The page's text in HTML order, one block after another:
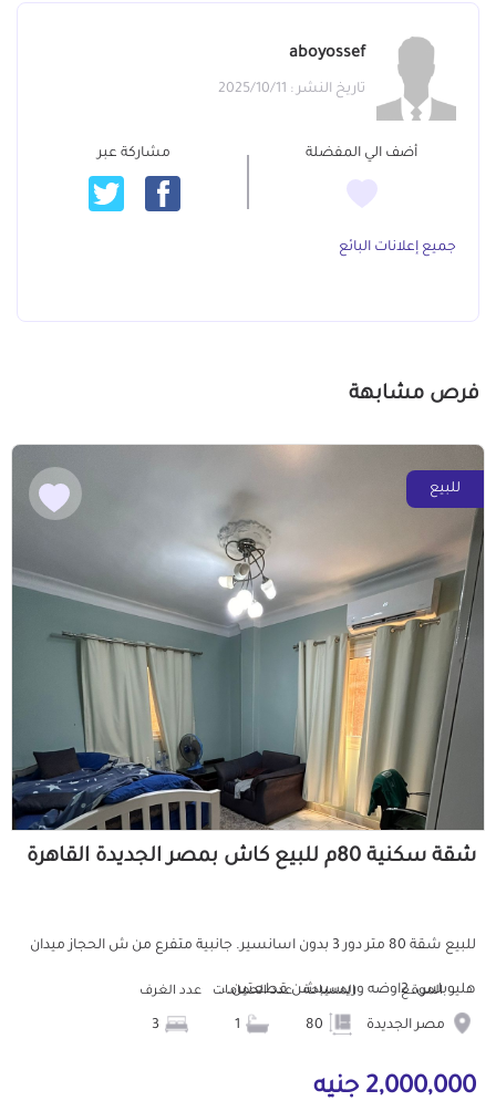
aboyossef
تاريخ النشر : 2025/10/11
أضف الي المفضلة مشاركة عبر
جميع إعلانات البائع
فرص مشابهة
للبيع
شقة سكنية 80م للبيع كاش بمصر الجديدة القاهرة
للبيع شقة 80 متر دور 3 بدون اسانسير. جانبية متفرع من ش الحجاز ميدان
هليوبلس. 2اوضه وريسيبشن قطعتين...
الموقع
مصر الجديدة
المساحة عدد الحمامات عدد الغرف
2,000,000 جنيه